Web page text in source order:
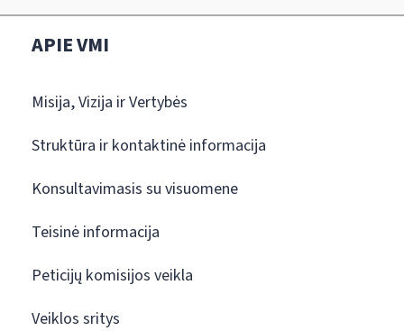
APIE VMI
Misija, Vizija ir Vertybės
Struktūra ir kontaktinė informacija
Konsultavimasis su visuomene
Teisinė informacija
Peticijų komisijos veikla
Veiklos sritys